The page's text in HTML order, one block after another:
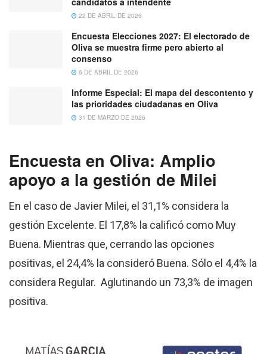
22 DE ABRIL DE 2026
Encuesta Elecciones 2027: El electorado de
Oliva se muestra firme pero abierto al
consenso
6 DE ABRIL DE 2026
Informe Especial: El mapa del descontento y
las prioridades ciudadanas en Oliva
31 DE MARZO DE 2026
Encuesta en Oliva: Amplio
apoyo a la gestión de Milei
En el caso de Javier Milei, el 31,1% considera la
gestión Excelente. El 17,8% la calificó como Muy
Buena. Mientras que, cerrando las opciones
positivas, el 24,4% la consideró Buena. Sólo el 4,4% la
considera Regular. Aglutinando un 73,3% de imagen
positiva.